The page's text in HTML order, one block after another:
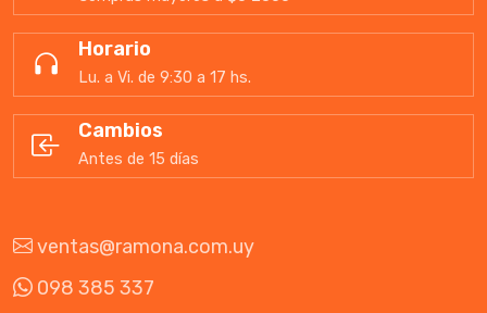
Horario
Lu. a Vi. de 9:30 a 17 hs.
Cambios
Antes de 15 días
ventas@ramona.com.uy
098 385 337